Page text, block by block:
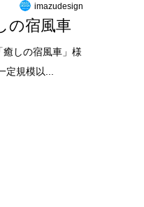
imazudesign
の宿風車
しの宿風車」様
規模以...